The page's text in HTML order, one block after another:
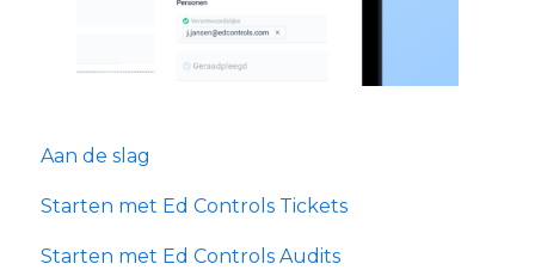
Aan de slag
Starten met Ed Controls Tickets
Starten met Ed Controls Audits